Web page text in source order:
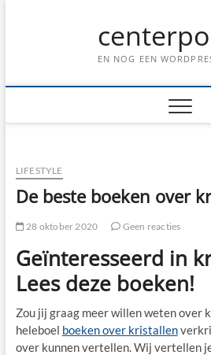
EN NOG EEN
LIFESTYLE
De beste boeken over
28 oktober 2020 Geen reacties
Geïnteresseerd in
Lees deze boeken!
Zou jij graag meer willen weten over
heleboel boeken over kristallen
over kunnen vertellen. Wij vertellen